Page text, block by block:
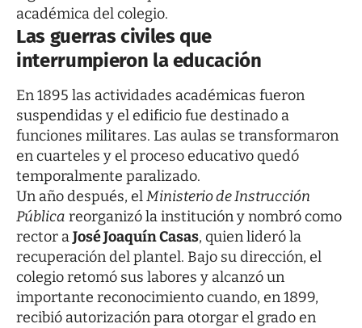
académica del colegio.
Las guerras civiles que
interrumpieron la educación
En 1895 las actividades académicas fueron
suspendidas y el edificio fue destinado a
funciones militares. Las aulas se transformaron
en cuarteles y el proceso educativo quedó
temporalmente paralizado.
Un año después, elMinisterio de Instrucción
Pública reorganizó la institución y nombró como
rector aJosé Joaquín Casas, quien lideró la
recuperación del plantel. Bajo su dirección, el
colegio retomó sus labores y alcanzó un
importante reconocimiento cuando, en 1899,
recibió autorización para otorgar el grado en